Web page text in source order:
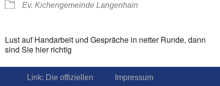
Ev. Kichengemeinde Langenhain
Lust auf Handarbeit und Gespräche in netter Runde, dann
sind Sie hier richtig
Link: Die offiziellen
Impressum